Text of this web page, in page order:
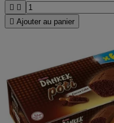
 
 Ajouter au panier